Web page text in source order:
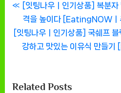
글
탐
색
P
r
e
v
u
[잇팅나우ㅣ인기상품] 복분
격을 높이다 [EatingNOWㅣ
N
P
[잇팅나우ㅣ인기상품] 국쉐프
강하고 맛있는 이유식 만들
Related Posts